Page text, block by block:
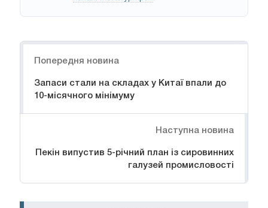
Попередня новина
Запаси стали на складах у Китаї впали до
10-місячного мінімуму
Наступна новина
Пекін випустив 5-річний план із сировинних
галузей промисловості